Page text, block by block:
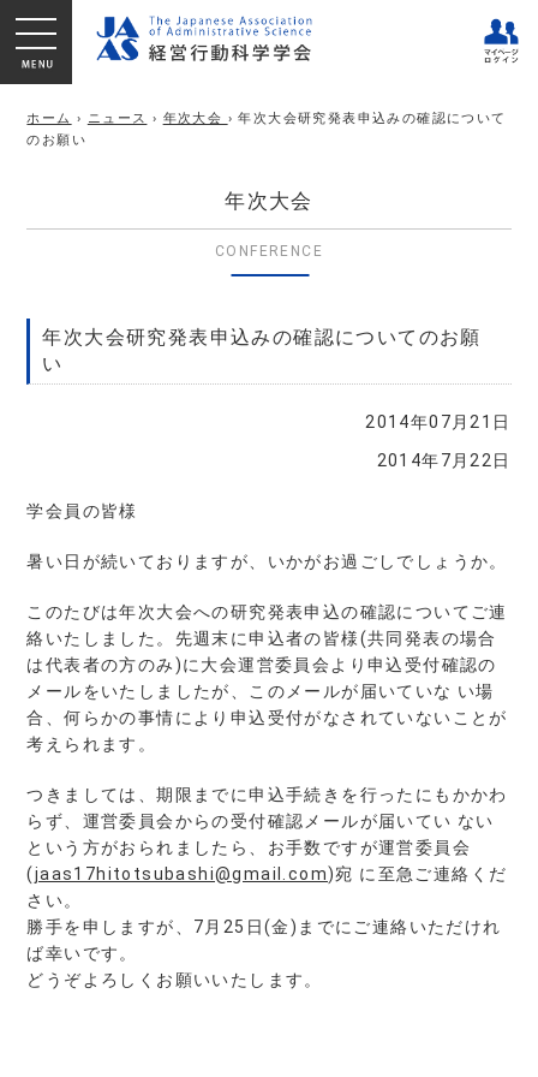
ホーム › ニュース › 年次大会 › 年次大会研究発表申込みの確認について
のお願い
年次大会
CONFERENCE
年次大会研究発表申込みの確認についてのお願
い
2014年07月21日
2014年7月22日
学会員の皆様
暑い日が続いておりますが、いかがお過ごしでしょうか。
このたびは年次大会への研究発表申込の確認についてご連
絡いたしました。先週末に申込者の皆様(共同発表の場合
は代表者の方のみ)に大会運営委員会より申込受付確認の
メールをいたしましたが、このメールが届いていな い場
合、何らかの事情により申込受付がなされていないことが
考えられます。
つきましては、期限までに申込手続きを行ったにもかかわ
らず、運営委員会からの受付確認メールが届いてい ない
という方がおられましたら、お手数ですが運営委員会
(jaas17hitotsubashi@gmail.com)宛 に至急ご連絡くだ
さい。
勝手を申しますが、7月25日(金)までにご連絡いただけれ
ば幸いです。
どうぞよろしくお願いいたします。